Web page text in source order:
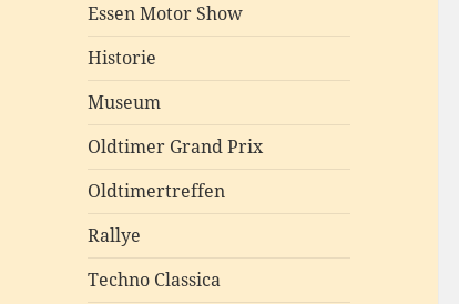
Essen Motor Show
Historie
Museum
Oldtimer Grand Prix
Oldtimertreffen
Rallye
Techno Classica